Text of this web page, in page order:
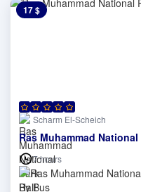
17 $ 0 $
Scharm El-Scheich
Ras Muhammad
7 hours